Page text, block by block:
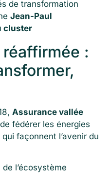
de transformation
Jean-Paul
cluster
:
Assurance vallée
fédérer les énergies
façonnent l’avenir du
l’écosystème